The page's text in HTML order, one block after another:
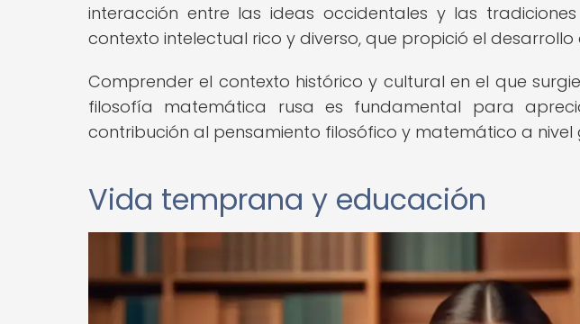
interacción entre las ideas occidentales y las
contexto intelectual rico y diverso, que propició el
Comprender el contexto histórico y cultural en el que
filosofía matemática rusa es fundamental para
contribución al pensamiento filosófico y matemático a nivel
Vida temprana y educación